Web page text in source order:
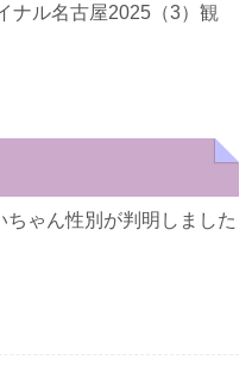
ナル名古屋2025（3）観
ゃん性別が判明しました